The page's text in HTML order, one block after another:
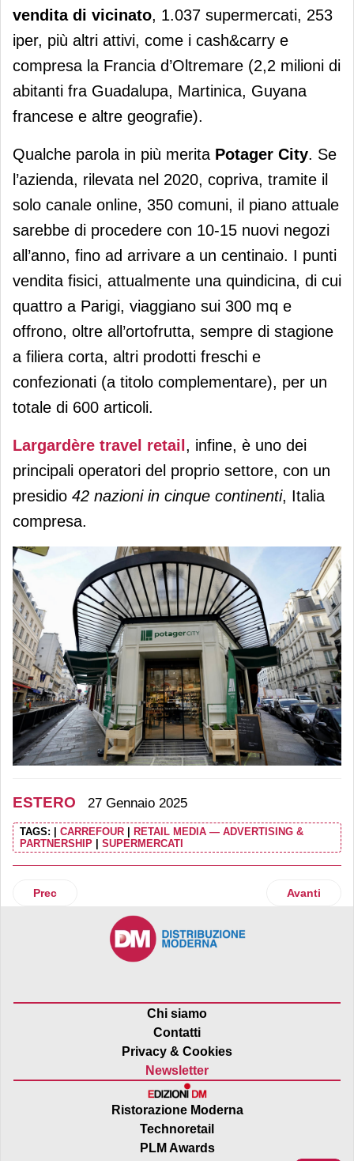
vendita di vicinato, 1.037 supermercati, 253
iper, più altri attivi, come i cash&carry e
compresa la Francia d’Oltremare (2,2 milioni di
abitanti fra Guadalupa, Martinica, Guyana
francese e altre geografie).
Qualche parola in più merita Potager City. Se
l’azienda, rilevata nel 2020, copriva, tramite il
solo canale online, 350 comuni, il piano attuale
sarebbe di procedere con 10-15 nuovi negozi
all’anno, fino ad arrivare a un centinaio. I punti
vendita fisici, attualmente una quindicina, di cui
quattro a Parigi, viaggiano sui 300 mq e
offrono, oltre all’ortofrutta, sempre di stagione
a filiera corta, altri prodotti freschi e
confezionati (a titolo complementare), per un
totale di 600 articoli.
Largardère travel retail , infine, è uno dei
principali operatori del proprio settore, con un
presidio 42 nazioni in cinque continenti, Italia
compresa.
ESTERO 27 Gennaio 2025
TAGS: CARREFOUR
RETAIL MEDIA — ADVERTISING &
PARTNERSHIP
SUPERMERCATI
Articolo precedente: Cedi da record per Lidl Francia
Prec Articolo
Avanti
Chi siamo
Contatti
Privacy & Cookies
Newsletter
Ristorazione Moderna
Technoretail
PLM Awards